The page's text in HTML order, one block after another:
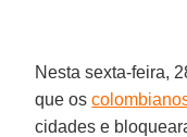
Nesta sexta-feira,
que os
cidades e